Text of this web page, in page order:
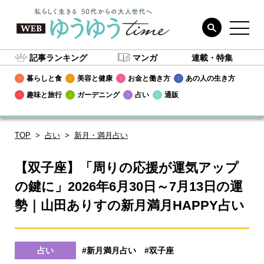
記事ランキング マンガ 連載・特集
暮らしと食 美容と健康 お金と働き方
あの人の生き方
趣味と旅行
ガーデニング 占い 通販
TOP 占い 新月・満月占い
【双子座】「周りの応援が運気アップ
の鍵に」2026年6月30日～7月13日の運
勢｜山田ありすの新月満月HAPPY占い
占い #新月満月占い #双子座